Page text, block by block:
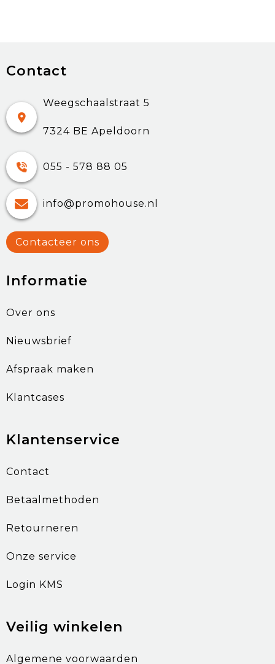
Contact
Weegschaalstraat 5
7324 BE Apeldoorn
055 - 578 88 05
info@promohouse.nl
Contacteer ons
Informatie
Over ons
Nieuwsbrief
Afspraak maken
Klantcases
Klantenservice
Contact
Betaalmethoden
Retourneren
Onze service
Login KMS
Veilig winkelen
Algemene voorwaarden